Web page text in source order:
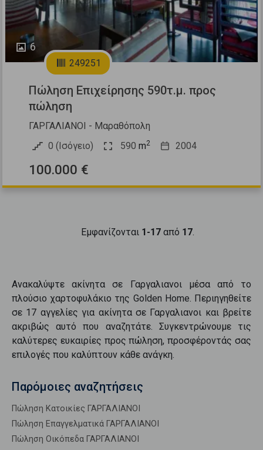
6
249251
Πώληση Επιχείρησης 590τ.μ. προς
πώληση
ΓΑΡΓΑΛΙΑΝΟΙ - Μαραθόπολη
0 (Ισόγειο)
590 m2 2004
100.000 €
Εμφανίζονται 1-17από 17.
Ανακαλύψτεακίνητα σε Γαργαλιανοιμέσα από το
πλούσιο χαρτοφυλάκιο της Golden Home. Περιηγηθείτε
σε 17 αγγελίες για ακίνητασε Γαργαλιανοι και βρείτε
ακριβώς αυτό που αναζητάτε. Συγκεντρώνουμε τις
καλύτερες ευκαιρίες προςπώληση, προσφέροντάς σας
επιλογές που καλύπτουν κάθε ανάγκη.
Παρόμοιες αναζητήσεις
Πώληση Κατοικίες ΓΑΡΓΑΛΙΑΝΟΙ
Πώληση Επαγγελματικά ΓΑΡΓΑΛΙΑΝΟΙ
Πώληση Οικόπεδα ΓΑΡΓΑΛΙΑΝΟΙ